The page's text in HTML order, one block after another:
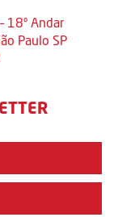
18º Andar
Paulo SP